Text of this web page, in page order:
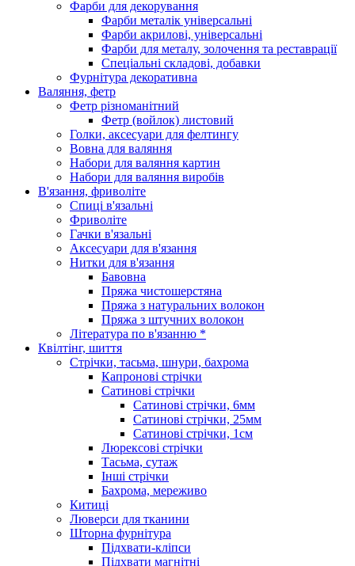
Фарби для декорування
Фарби металік універсальні
Фарби акрилові, універсальні
Фарби для металу, золочення та реставрації
Спеціальні складові, добавки
Фурнітура декоративна
Валяння, фетр
Фетр різноманітний
Фетр (войлок) листовий
Голки, аксесуари для фелтингу
Вовна для валяння
Набори для валяння картин
Набори для валяння виробів
В'язання, фриволіте
Спиці в'язальні
Фриволіте
Гачки в'язальні
Аксесуари для в'язання
Нитки для в'язання
Бавовна
Пряжа чистошерстяна
Пряжа з натуральних волокон
Пряжа з штучних волокон
Література по в'язанню *
Квілтінг, шиття
Стрічки, тасьма, шнури, бахрома
Капронові стрічки
Сатинові стрічки
Сатинові стрічки, 6мм
Сатинові стрічки, 25мм
Сатинові стрічки, 1см
Люрексові стрічки
Тасьма, сутаж
Інші стрічки
Бахрома, мереживо
Китиці
Люверси для тканини
Шторна фурнітура
Підхвати-кліпси
Підхвати магнітні